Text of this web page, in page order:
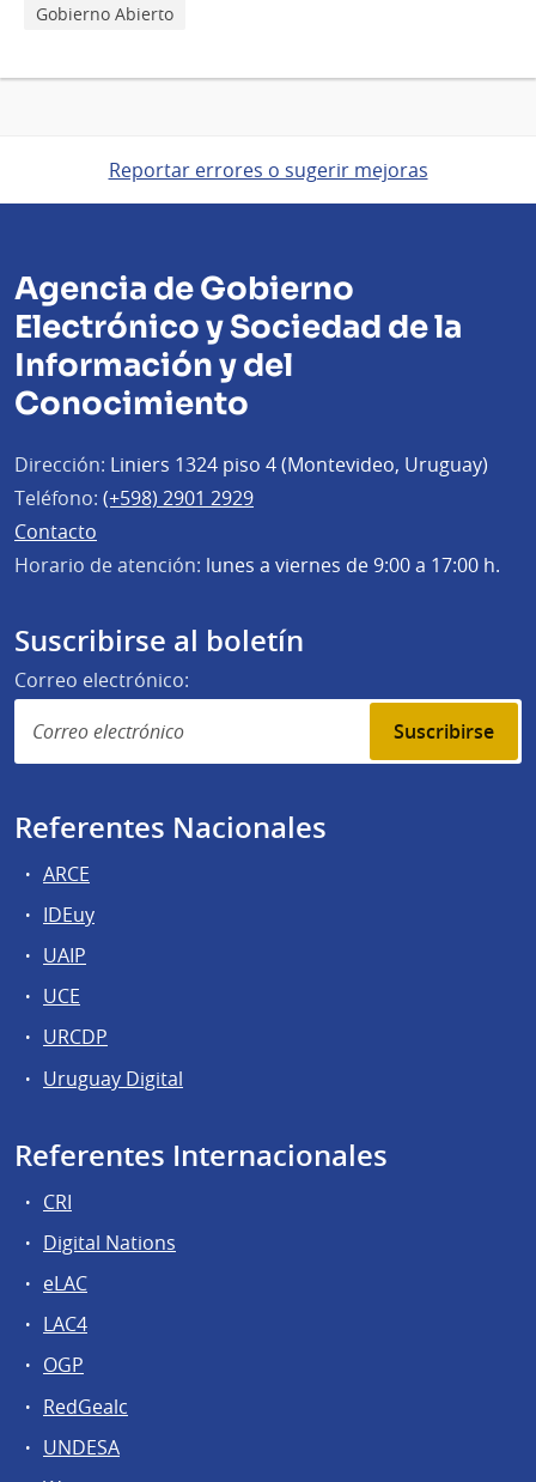
Gobierno Abierto
Reportar errores o sugerir mejoras
Agencia de Gobierno
Electrónico y Sociedad de la
Información y del
Conocimiento
Dirección: Liniers 1324 piso 4 (Montevideo, Uruguay)
Teléfono: (+598) 2901 2929
Contacto
Horario de atención: lunes a viernes de 9:00 a 17:00 h.
Suscribirse al boletín
Correo electrónico:
Suscribirse
Referentes Nacionales
ARCE
IDEuy
UAIP
UCE
URCDP
Uruguay Digital
Referentes Internacionales
CRI
Digital Nations
eLAC
LAC4
OGP
RedGealc
UNDESA